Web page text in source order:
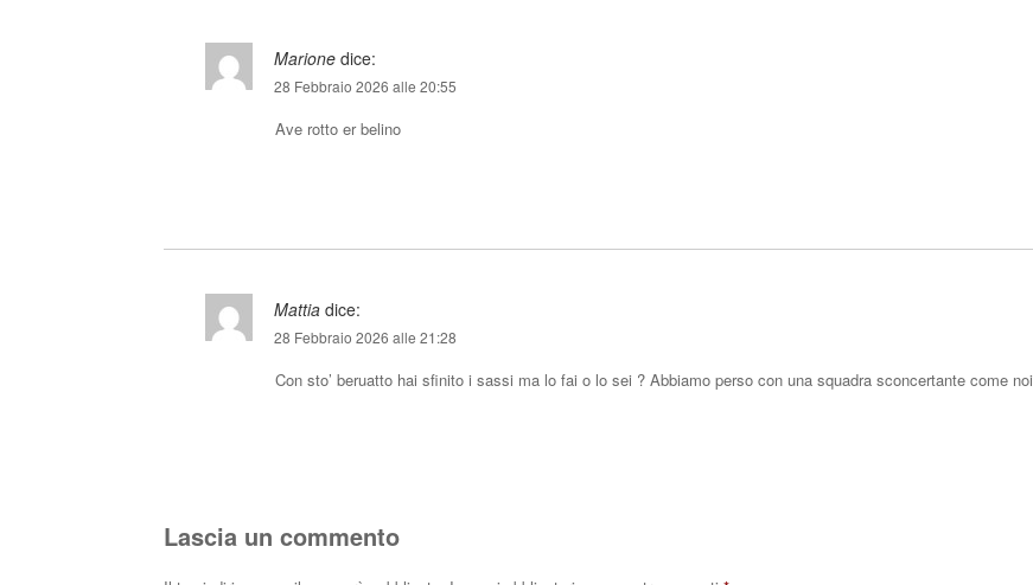
Marione dice:
28 Febbraio 2026 alle 20:55
Ave rotto er belino
Mattia dice:
28 Febbraio 2026 alle 21:28
Con sto’ beruatto hai sfinito i sassi ma lo fai o lo sei ? Abbiamo perso con una squadra sconcertante come noi
Lascia un commento